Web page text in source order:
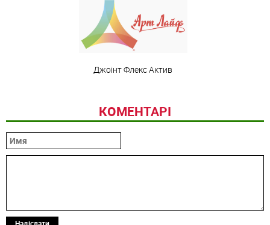
Джоінт Флекс Актив
КОМЕНТАРІ